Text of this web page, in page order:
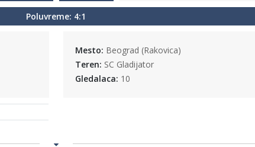
Poluvreme: 4:1
Mesto: Beograd (Rakovica)
Teren: SC Gladijator
Gledalaca: 10